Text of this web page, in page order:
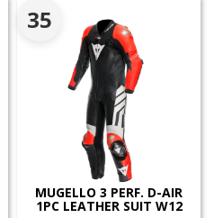
の交換が必要です。
35
MUGELLO 3 PERF. D-AIR
1PC LEATHER SUIT W12